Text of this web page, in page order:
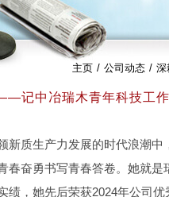
主页 / 公司动态 / 深
记中冶瑞木青年科技工
新质生产力发展的时代浪潮
春奋勇书写青春答卷。她就
，她先后荣获2024年公司